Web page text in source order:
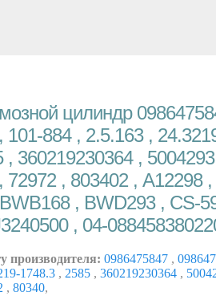
цилиндр
101-884 , 2.5.163 ,
, 360219230364 ,
72972 , 803402 , A12298 ,
, BWD293 , CS-
, 04-
производителя: 0986475847 ,
1748.3 , 2585 , 360219230364 ,
, 80340,